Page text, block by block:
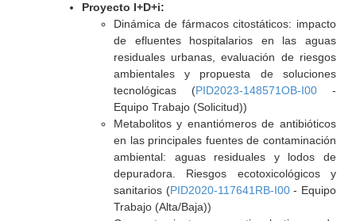
Proyecto I+D+i:
Dinámica de fármacos citostáticos: impacto
de efluentes hospitalarios en las aguas
residuales urbanas, evaluación de riesgos
ambientales y propuesta de soluciones
tecnológicas (PID2023-148571OB-I00-
Equipo Trabajo (Solicitud))
Metabolitos y enantiómeros de antibióticos
en las principales fuentes de contaminación
ambiental: aguas residuales y lodos de
depuradora. Riesgos ecotoxicológicos y
sanitarios (PID2020-117641RB-I00- Equipo
Trabajo (Alta/Baja))